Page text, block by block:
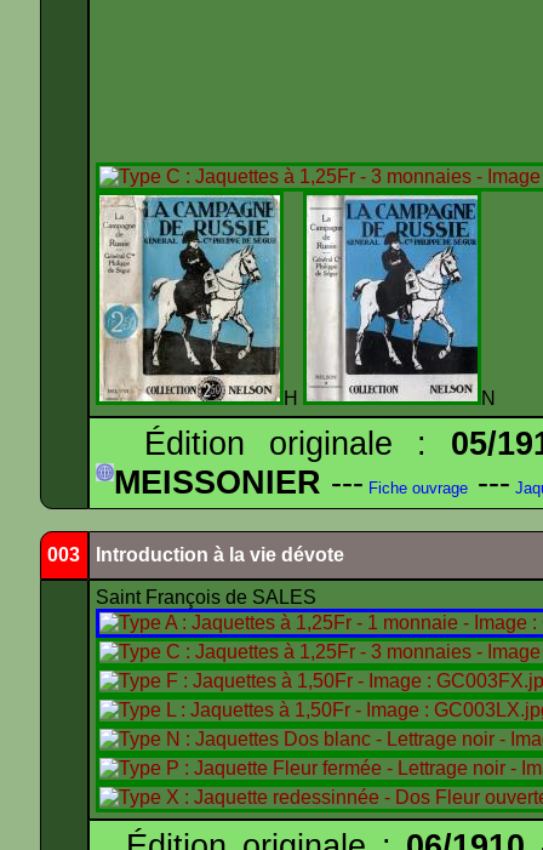
H N
Édition originale : 05/
MEISSONIER --- Fiche ouvrage ---
003 Introduction à la vie dévote
Saint François de SALES